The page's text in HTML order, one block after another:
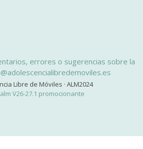
errores o sugerencias sobre la
Libre de Móviles · ALM2024
V26-27.1 promocionante